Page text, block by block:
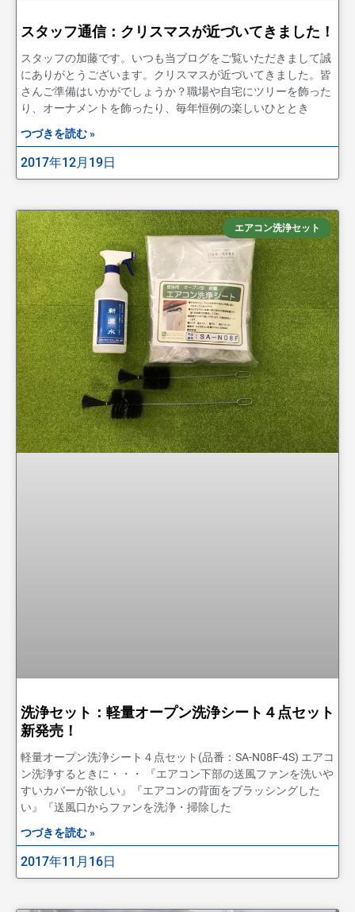
スタッフ通信：クリスマスが近づいてきました！
スタッフの加藤です。いつも当ブログをご覧いただきまして誠
にありがとうございます。クリスマスが近づいてきました。皆
さんご準備はいかがでしょうか？職場や自宅にツリーを飾った
り、オーナメントを飾ったり、毎年恒例の楽しいひととき
つづきを読む »
2017年12月19日
エアコン洗浄セット
洗浄セット：軽量オープン洗浄シート４点セット
新発売！
軽量オープン洗浄シート４点セット(品番：SA-N08F-4S) エアコ
ン洗浄するときに・・・ 『エアコン下部の送風ファンを洗いや
すいカバーが欲しい』『エアコンの背面をブラッシングした
い』『送風口からファンを洗浄・掃除した
つづきを読む »
2017年11月16日